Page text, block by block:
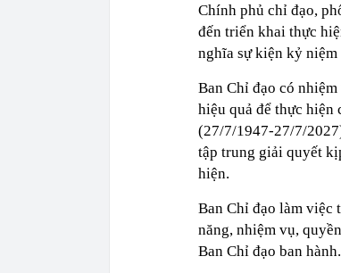
Chính phủ chỉ đạo,
đến triển khai thực
nghĩa sự kiện kỷ
Ban Chỉ đạo có
hiệu quả để thực hiện
(27/7/1947-27/7/
tập trung giải quyết
hiện.
Ban Chỉ đạo làm việc
năng, nhiệm vụ,
Ban Chỉ đạo ban hành.